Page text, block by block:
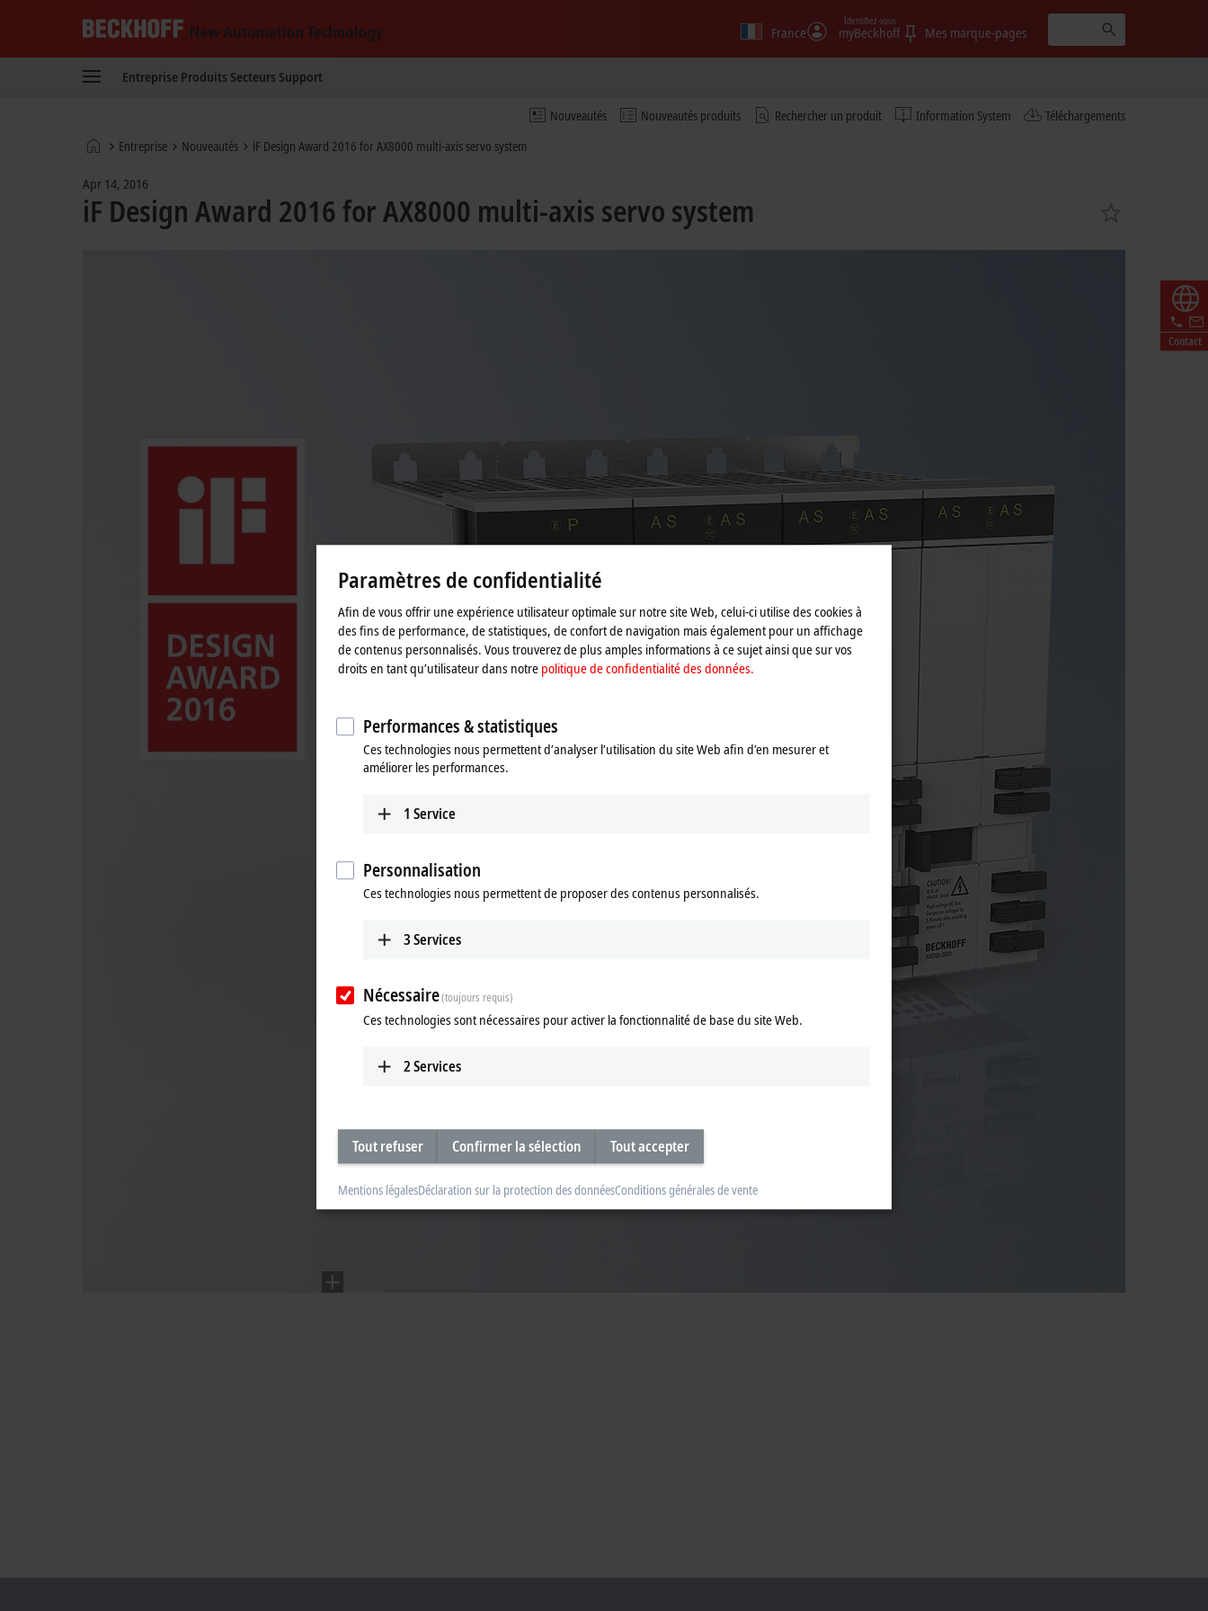
New
France myBeckhoff
Identifiez-vous
Mes marque-pages
Entreprise Produits Secteurs Support
Nouveautés Nouveautés produits Rechercher un produit Information System
Téléchargements
Page
Entreprise Nouveautés iF Design Award 2016 for AX8000 multi-axis servo system
Contact
Apr 14, 2016
iF Design Award 2016 for AX8000 multi-axis servo system
Paramètres de confidentialité
Afin de vous offrir une expérience utilisateur optimale sur notre site Web, celui-ci utilise des cookies à
des fins de performance, de statistiques, de confort de navigation mais également pour un affichage
de contenus personnalisés. Vous trouverez de plus amples informations à ce sujet ainsi que sur vos
droits en tant qu’utilisateur dans notre politique de confidentialité des données.
Performances & statistiques
Ces technologies nous permettent d’analyser l’utilisation du site Web afin d’en mesurer et
améliorer les performances.
1 Service
Personnalisation
Ces technologies nous permettent de proposer des contenus personnalisés.
3Services
Nécessaire(toujours requis)
Ces technologies sont nécessaires pour activer la fonctionnalité de base du site Web.
2Services
Tout refuser Confirmer la sélection Tout accepter
Mentions légalesDéclaration sur la protection des donnéesConditions générales de vente